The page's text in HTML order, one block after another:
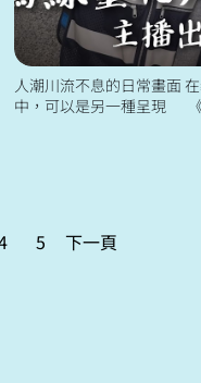
人潮川流不息的日常畫面
中，可以是另一種呈現
5 下一頁